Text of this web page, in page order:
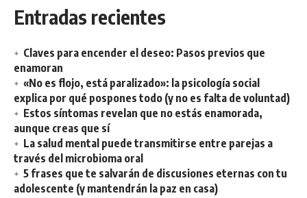
Entradas recientes
Claves para encender el deseo: Pasos previos que
enamoran
«No es flojo, está paralizado»: la psicología social
explica por qué pospones todo (y no es falta de voluntad)
Estos síntomas revelan que no estás enamorada,
aunque creas que sí
La salud mental puede transmitirse entre parejas a
través del microbioma oral
5 frases que te salvarán de discusiones eternas con tu
adolescente (y mantendrán la paz en casa)